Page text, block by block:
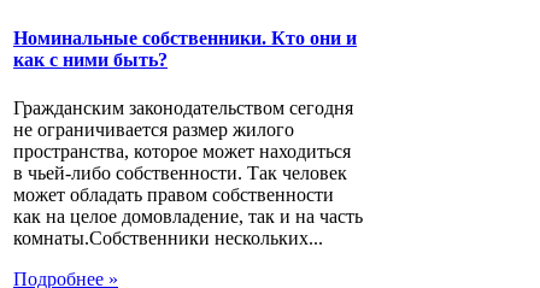
Номинальные собственники. Кто они и
как с ними быть?
Гражданским законодательством сегодня
не ограничивается размер жилого
пространства, которое может находиться
в чьей-либо собственности. Так человек
может обладать правом собственности
как на целое домовладение, так и на часть
комнаты.Собственники нескольких...
Подробнее »